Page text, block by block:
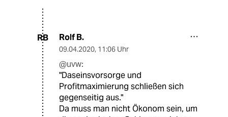
RB Rolf B.
09.04.2020, 11:06 Uhr
@uvw:
"Daseinsvorsorge und
Profitmaximierung schließen sich
gegenseitig aus."
Da muss man nicht Ökonom sein, um